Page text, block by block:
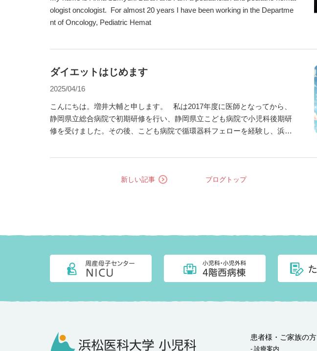
ologist oncologist. For almost 20 years I have been working in the Departme
nt of Oncology, Pediatric Hemat
ダイエットはじめます
2025/04/16
こんにちは。増井大輔と申します。 私は2017年度に医師となってから、
静岡県立総合病院で初期研修を行い、静岡県立こども病院で小児科後期研
修を受けました。その後、こども病院で循環器科フェローを経験し、浜松
新しい記事 ブログトップ
患者様・ご家族の方
診療案内